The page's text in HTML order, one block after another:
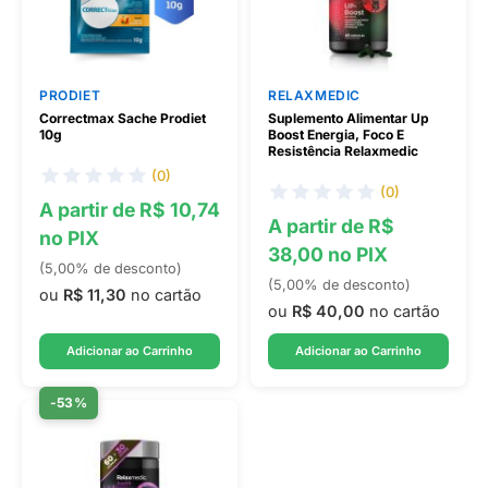
PRODIET
Correctmax Sache Prodiet
10g
(0)
A partir de R$ 10,74
no PIX
(5,00% de desconto)
ou R$ 11,30 no cartão
Adicionar ao Carrinho
RELAXMEDIC
Suplemento Alimentar Up
Boost Energia, Foco E
Resistência Relaxmedic
(0)
A partir de R$
38,00 no PIX
(5,00% de desconto)
ou R$ 40,00 no cartão
Adicionar ao Carrinho
-53%